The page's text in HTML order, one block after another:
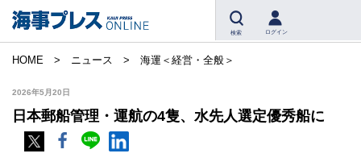
検索 ログイン
HOME ニュース 海運＜経営・全般＞
2026年5月20日
日本郵船管理・運航の4隻、水先人選定優秀船に